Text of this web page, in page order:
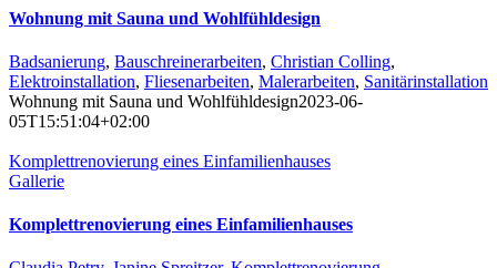
Wohnung mit Sauna und Wohlfühldesign
Badsanierung, Bauschreinerarbeiten, Christian Colling,
Elektroinstallation, Fliesenarbeiten, Malerarbeiten, Sanitärinstallation
Wohnung mit Sauna und Wohlfühldesign2023-06-
05T15:51:04+02:00
Komplettrenovierung eines Einfamilienhauses
Gallerie
Komplettrenovierung eines Einfamilienhauses